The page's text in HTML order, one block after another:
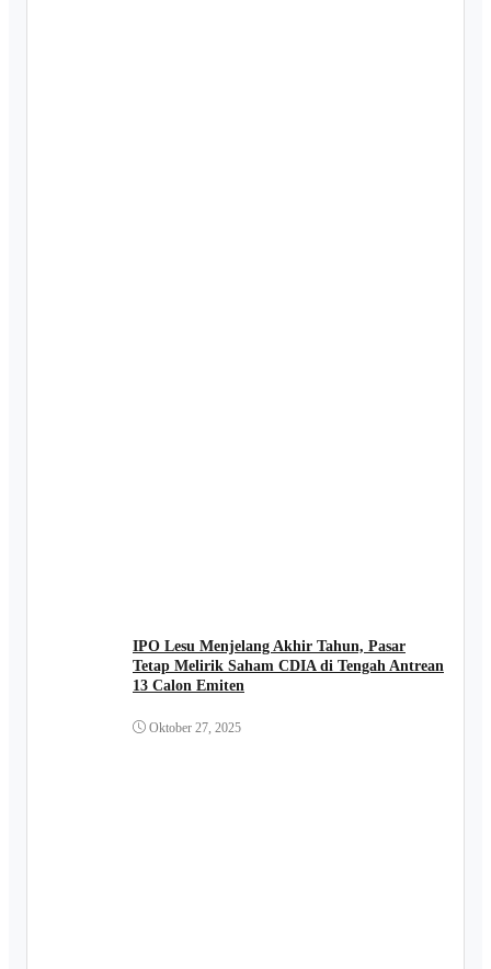
IPO Lesu Menjelang Akhir Tahun, Pasar
Tetap Melirik Saham CDIA di Tengah Antrean
13 Calon Emiten
Oktober 27, 2025